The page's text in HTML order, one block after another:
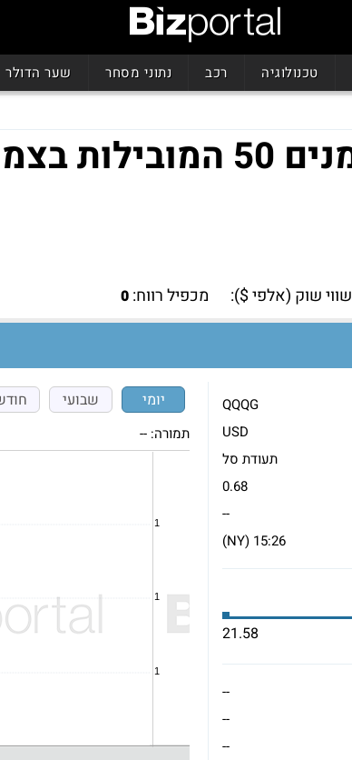
טכנולוגיה רכב נתוני מסחר שער הדולר
פייסר נאסד"ק 100 פרות מזומנים 50
שווי שוק (אלפי $): מכפיל רווח: 0
QQQG
USD
תעודת סל
0.68
--
15:26 (NY)
21.58
--
--
--
יומי שבועי
תמורה: --